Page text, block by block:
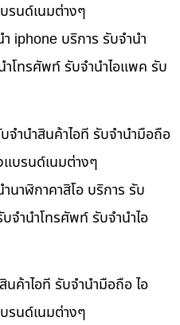
รนด์เนมต่างๆ
iphone บริการ รับจำนำ
โทรศัพท์ รับจำนำไอแพค รับ
จำนำสินค้าไอที รับจำนำมือถือ
แบรนด์เนมต่างๆ
นาฬิกาคาสิโอ บริการ รับ
จำนำโทรศัพท์ รับจำนำไอ
ค้าไอที รับจำนำมือถือ ไอ
รนด์เนมต่างๆ